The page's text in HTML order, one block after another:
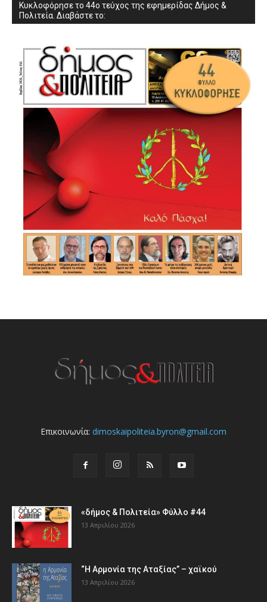
Κυκλοφόρησε το 44ο τεύχος της εφημερίδας Δήμος &
Πολιτεία. Διαβάστε το:
Επικοινωνία: dimoskaipoliteia.byron@gmail.com
«δήμος & Πολιτεία» Φύλλο #44
13 Απριλίου 2026
“Η Αρμονία της Αταξίας” – χαϊκού
13 Απριλίου 2026